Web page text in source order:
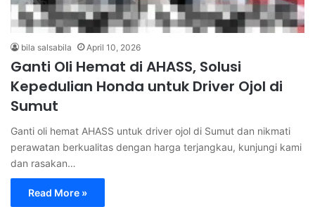
bila salsabila April 10, 2026
Ganti Oli Hemat di AHASS, Solusi
Kepedulian Honda untuk Driver Ojol di
Sumut
Ganti oli hemat AHASS untuk driver ojol di Sumut dan nikmati
perawatan berkualitas dengan harga terjangkau, kunjungi kami
dan rasakan…
Read More »